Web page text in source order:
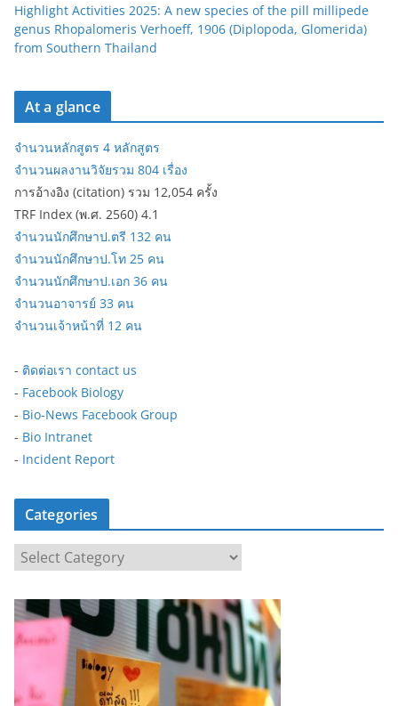
Highlight Activities 2025: A new species of the pill millipede
genus Rhopalomeris Verhoeff, 1906 (Diplopoda, Glomerida)
from Southern Thailand
At a glance
จำนวนหลักสูตร 4 หลักสูตร
จำนวนผลงานวิจัยรวม 804 เรื่อง
การอ้างอิง (citation) รวม 12,054 ครั้ง
TRF Index (พ.ศ. 2560) 4.1
จำนวนนักศึกษาป.ตรี 132 คน
จำนวนนักศึกษาป.โท 25 คน
จำนวนนักศึกษาป.เอก 36 คน
จำนวนอาจารย์ 33 คน
จำนวนเจ้าหน้าที่ 12 คน
- ติดต่อเรา contact us
- Facebook Biology
- Bio-News Facebook Group
- Bio Intranet
- Incident Report
Categories
a
t
e
g